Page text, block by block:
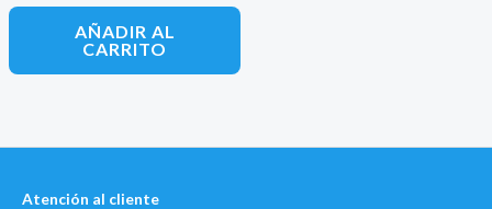
original
era:
S/ 240.00.
actual
es:
S/ 214.00.
AÑADIR AL
CARRITO
Atención al cliente